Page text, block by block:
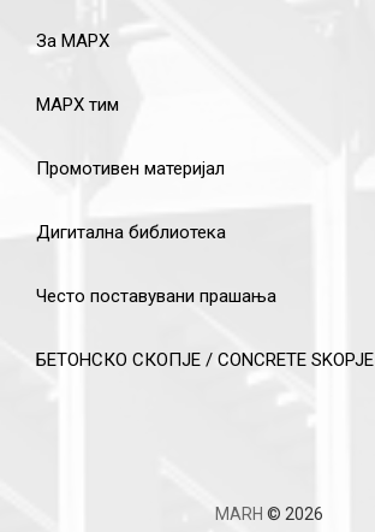
За МАРХ
МАРХ тим
Промотивен материјал
Дигитална библиотека
Често поставувани прашања
БЕТОНСКО СКОПЈЕ / CONCRETE SKOPJE
MARH © 2026